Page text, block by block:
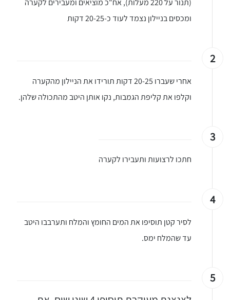
(תנור על 220 מעלות), אח"כ מוציאים ומעבירים לקערה
ומכסים בניילון נצמד לעוד כ-20-25 דקות
2
אחרי שעברו 20-25 דקות תורידו את הניילון מהקערה
וקלפו את קליפת הגמבות, נקו אותן היטב מהתכולה שלהן.
3
חתכו לרצועות ותעבירו לקערה
4
לסיר קטן תוסיפו את המים החומץ והמלח ותערבבו היטב
עד שהמלח ימס.
5